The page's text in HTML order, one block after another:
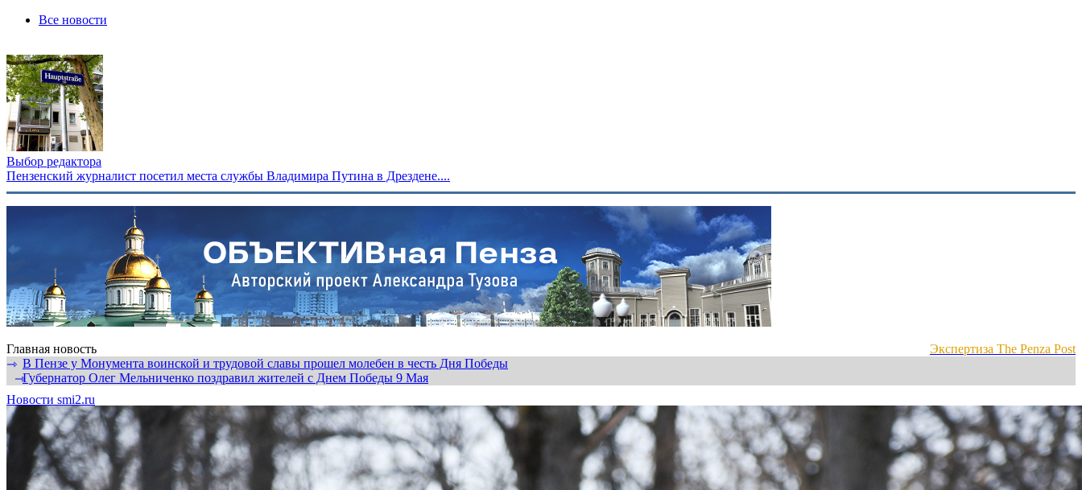
Все новости
Выбор редактора
Пензенский журналист посетил места службы Владимира Путина в Дрездене....
Главная новость
Экспертиза The Penza Post
⇾ В Пензе у Монумента воинской и трудовой славы прошел молебен в честь Дня Победы
⇾Губернатор Олег Мельниченко поздравил жителей с Днем Победы 9 Мая
Новости smi2.ru